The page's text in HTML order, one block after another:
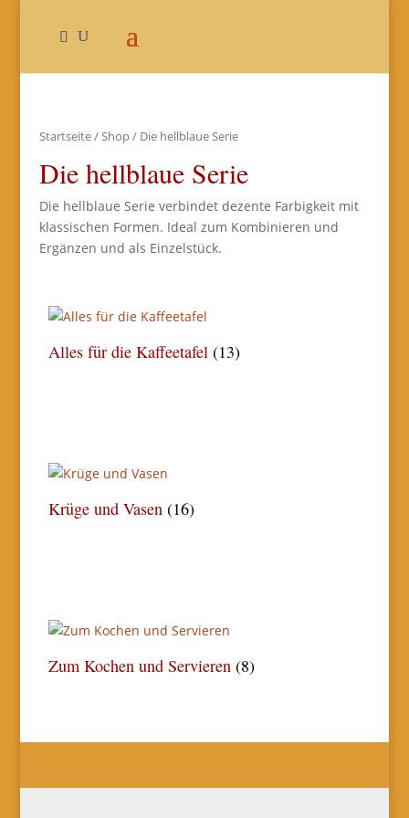
Startseite/Shop/ Die hellblaue Serie
Die hellblaue Serie
Die hellblaue Serie verbindet dezente Farbigkeit mit
klassischen Formen. Ideal zum Kombinieren und
Ergänzen und als Einzelstück.
Alles für die Kaffeetafel (13)
Krüge und Vasen (16)
Zum Kochen und Servieren (8)